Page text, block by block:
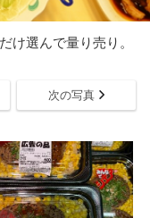
け選んで量り売り。
次の写真